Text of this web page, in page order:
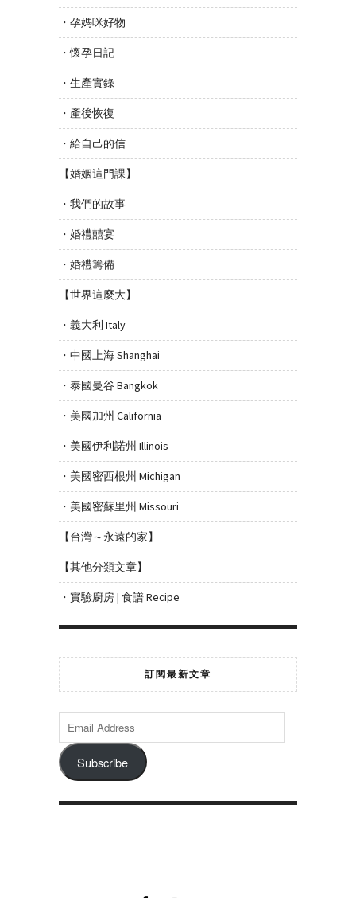
・孕媽咪好物
・懷孕日記
・生產實錄
・產後恢復
・給自己的信
【婚姻這門課】
・我們的故事
・婚禮囍宴
・婚禮籌備
【世界這麼大】
・義大利 Italy
・中國上海 Shanghai
・泰國曼谷 Bangkok
・美國加州 California
・美國伊利諾州 Illinois
・美國密西根州 Michigan
・美國密蘇里州 Missouri
【台灣～永遠的家】
【其他分類文章】
・實驗廚房 | 食譜 Recipe
訂閱最新文章
Subscribe